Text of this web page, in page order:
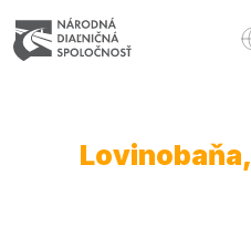
Lovinobaňa,